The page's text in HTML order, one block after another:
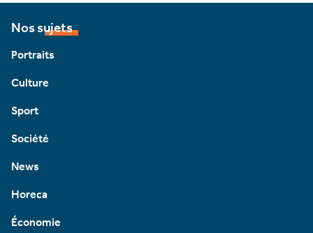
Nos sujets
Portraits
Culture
Sport
Société
News
Horeca
Économie